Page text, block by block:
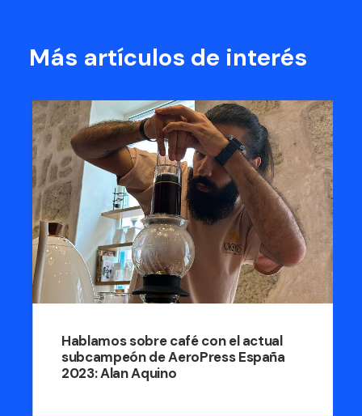
Más artículos de interés
Hablamos sobre café con el actual
subcampeón de AeroPress España
2023: Alan Aquino